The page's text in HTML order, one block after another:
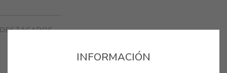
DESTACADOS
INFORMACIÓN